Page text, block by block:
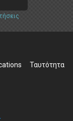
Ταυτότητα